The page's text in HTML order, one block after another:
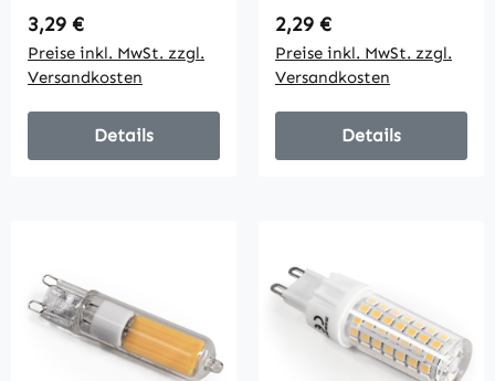
220lm, warmweiß
Regulärer Preis:
3,29 €
Preise inkl. MwSt. zzgl.
Versandkosten
Details
390lm, 3000K,
warmweiß
Regulärer Preis:
2,29 €
Preise inkl. MwSt. zzgl.
Versandkosten
Details